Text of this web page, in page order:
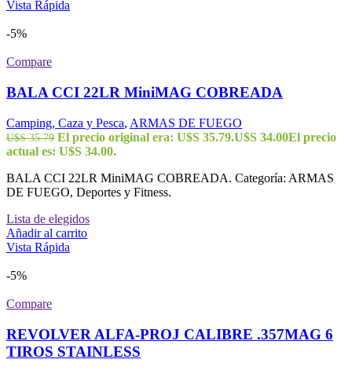
Vista Rápida
-5%
Compare
BALA CCI 22LR MiniMAG COBREADA
Camping, Caza y Pesca, ARMAS DE FUEGO
U$S35.79 El precio original era: U$S 35.79.U$S 34.00El precio
actual es: U$S 34.00.
BALA CCI 22LR MiniMAG COBREADA. Categoría: ARMAS
DE FUEGO, Deportes y Fitness.
Lista de elegidos
Añadir al carrito
Vista Rápida
-5%
Compare
REVOLVER ALFA-PROJ CALIBRE .357MAG 6
TIROS STAINLESS